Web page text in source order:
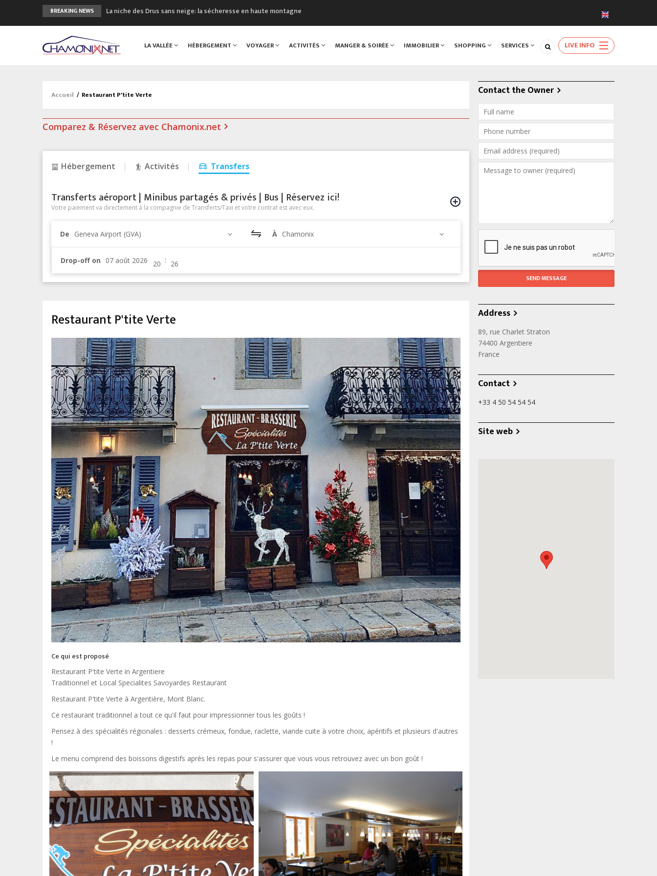
BREAKING NEWS
La niche des Drus sans neige: la sécheresse en haute montagne
Craft ouvre un nouveau magasin de course à pied à Chamonix
3eme Chamonix Vallée Classics Festival
LA VALLÉE HÉBERGEMENT VOYAGER ACTIVITÉS MANGER & SOIRÉE IMMOBILIER SHOPPING SERVICES LIVE INFO
Accueil / Restaurant P'tite Verte
Comparez & Réservez avec Chamonix.net
Hébergement Activités Transfers
Transferts aéroport | Minibus partagés & privés | Bus | Réservez ici!
Votre paiement va directement à la compagnie de Transferts/Taxi et votre contrat est avec eux.
De Geneva Airport (GVA) À Chamonix
Drop-off on :
Restaurant P'tite Verte
Ce qui est proposé
Restaurant P'tite Verte in Argentiere
Traditionnel et Local Specialites Savoyardes Restaurant
Restaurant P'tite Verte à Argentière, Mont Blanc.
Ce restaurant traditionnel a tout ce qu'il faut pour impressionner tous les goûts !
Pensez à des spécialités régionales : desserts crémeux, fondue, raclette, viande cuite à votre choix, apéritifs et plusieurs d'autres
!
Le menu comprend des boissons digestifs après les repas pour s'assurer que vous vous retrouvez avec un bon goût !
Contact the Owner
Address
89, rue Charlet Straton
74400 Argentiere
France
Contact
+33 4 50 54 54 54
Site web